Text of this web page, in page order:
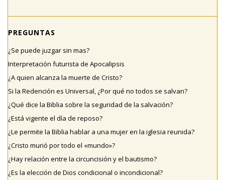
PREGUNTAS
¿Se puede juzgar sin mas?
Interpretación futurista de Apocalipsis
¿A quien alcanza la muerte de Cristo?
Si la Redención es Universal, ¿Por qué no todos se salvan?
¿Qué dice la Biblia sobre la seguridad de la salvación?
¿Está vigente el día de reposo?
¿Le permite la Biblia hablar a una mujer en la iglesia reunida?
¿Cristo murió por todo el «mundo»?
¿Hay relación entre la circuncisión y el bautismo?
¿Es la elección de Dios condicional o incondicional?